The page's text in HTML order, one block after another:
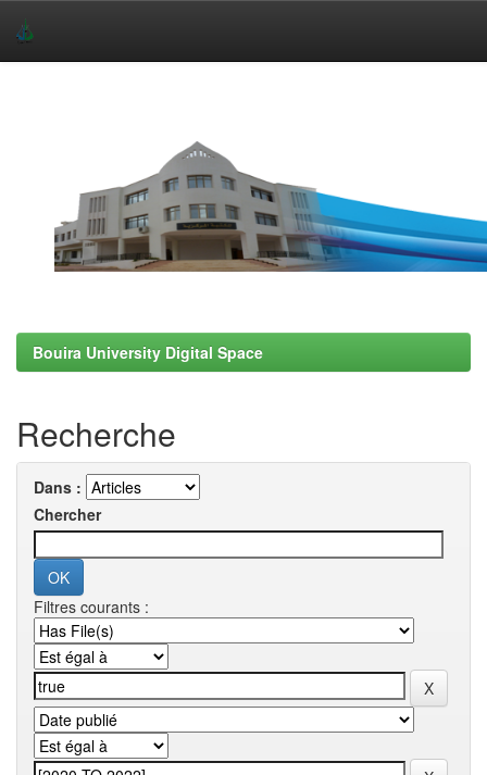
Bouira University Digital Space
Recherche
Dans :
Chercher
Filtres courants :